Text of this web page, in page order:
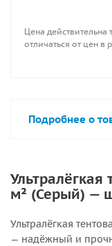
Цена действительна
отличаться от цен в
Подробнее о
Ультралёгкая
м² (Серый) —
Ультралёгкая
— надёжный и